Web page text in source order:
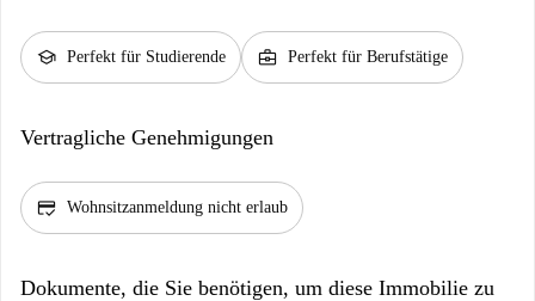
school Perfekt für Studierende business_center Perfekt für Berufstätige
Vertragliche Genehmigungen
credit_score Wohnsitzanmeldung nicht erlaub
Dokumente, die Sie benötigen, um diese Immobilie zu